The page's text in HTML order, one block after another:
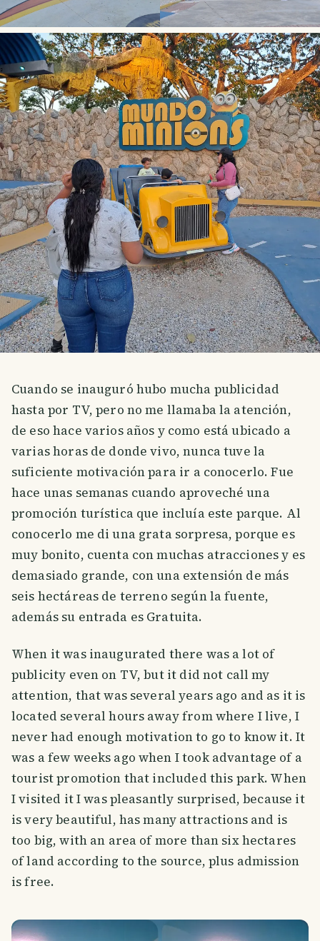
Cuando se inauguró hubo mucha publicidad
hasta por TV, pero no me llamaba la atención,
de eso hace varios años y como está ubicado a
varias horas de donde vivo, nunca tuve la
suficiente motivación para ir a conocerlo. Fue
hace unas semanas cuando aproveché una
promoción turística que incluía este parque. Al
conocerlo me di una grata sorpresa, porque es
muy bonito, cuenta con muchas atracciones y es
demasiado grande, con una extensión de más
seis hectáreas de terreno según la fuente,
además su entrada es Gratuita.
When it was inaugurated there was a lot of
publicity even on TV, but it did not call my
attention, that was several years ago and as it is
located several hours away from where I live, I
never had enough motivation to go to know it. It
was a few weeks ago when I took advantage of a
tourist promotion that included this park. When
I visited it I was pleasantly surprised, because it
is very beautiful, has many attractions and is
too big, with an area of more than six hectares
of land according to the source, plus admission
is free.